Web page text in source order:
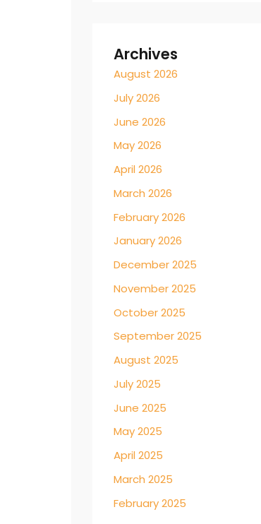
Archives
August 2026
July 2026
June 2026
May 2026
April 2026
March 2026
February 2026
January 2026
December 2025
November 2025
October 2025
September 2025
August 2025
July 2025
June 2025
May 2025
April 2025
March 2025
February 2025